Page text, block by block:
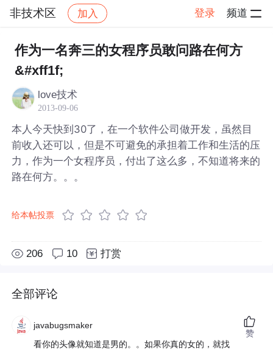
非技术区 加入 登录 频道
社区 非技术区 帖子详情
作为一名奔三的女程序员敢问路在何方
&#xff1f;
love技术
2013-09-06
本人今天快到30了，在一个软件公司做开发，虽然目
前收入还可以，但是不可避免的承担着工作和生活的压
力，作为一个女程序员，付出了这么多，不知道将来的
路在何方。。。
给本帖投票
206 10 打赏
全部评论
javabugsmaker
看你的头像就知道是男的。。如果你真的女的，就找
赞